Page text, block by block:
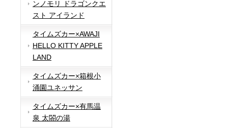
ンノモリ ドラゴンクエ
スト アイランド
タイムズカー×AWAJI
HELLO KITTY APPLE
LAND
タイムズカー×箱根小
涌園ユネッサン
タイムズカー×有馬温
泉 太閤の湯